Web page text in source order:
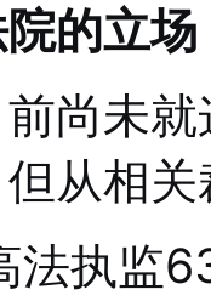
的立
尚未
从相
法执监